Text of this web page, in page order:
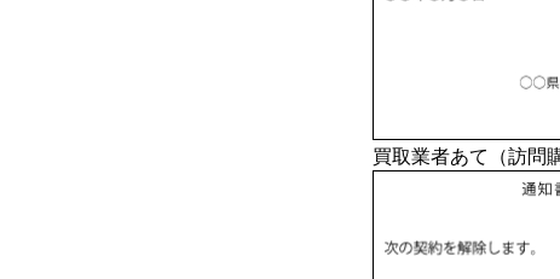
買取業者あて（訪問